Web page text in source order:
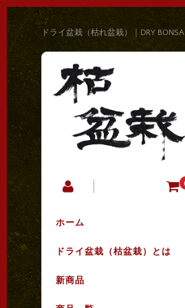
ドライ盆栽（枯れ盆栽）｜DRY
ホーム
ドライ盆栽（枯盆栽）とは
新商品